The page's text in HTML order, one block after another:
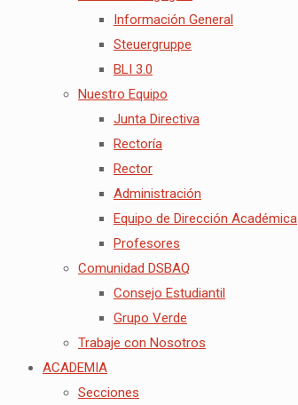
Información General
Steuergruppe
BLI 3.0
Nuestro Equipo
Junta Directiva
Rectoría
Rector
Administración
Equipo de Dirección Académica
Profesores
Comunidad DSBAQ
Consejo Estudiantil
Grupo Verde
Trabaje con Nosotros
ACADEMIA
Secciones